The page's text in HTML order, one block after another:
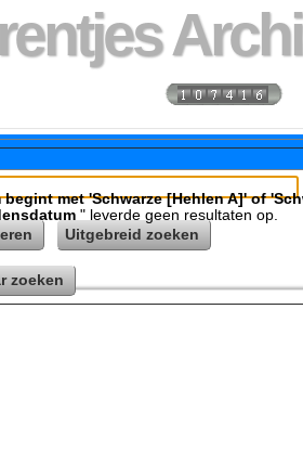
Uitgebreid zoeken
met 'Schwarze [Hehlen A]' of
" leverde geen resultaten op.
zoeken